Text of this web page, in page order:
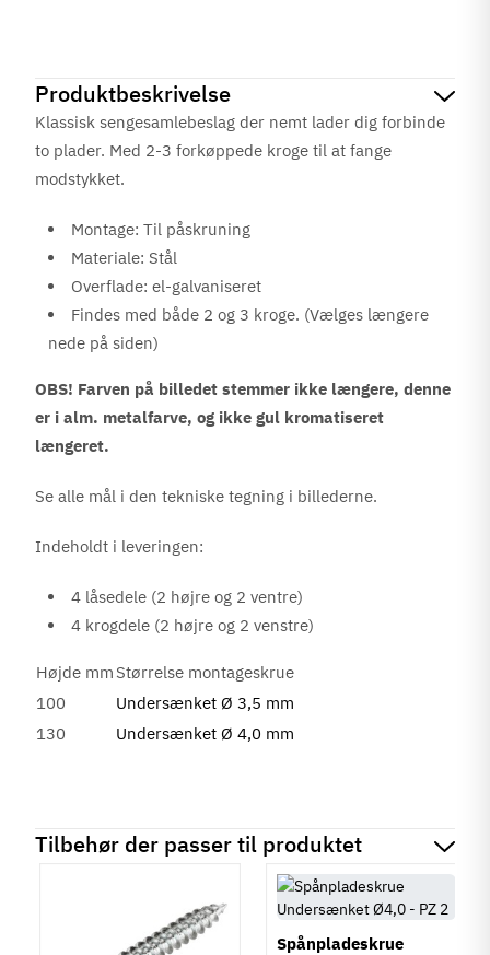
Produktbeskrivelse
Klassisk sengesamlebeslag der nemt lader dig forbinde
to plader. Med 2-3 forkøppede kroge til at fange
modstykket.
Montage: Til påskruning
Materiale: Stål
Overflade: el-galvaniseret
Findes med både 2 og 3 kroge. (Vælges længere
nede på siden)
OBS! Farven på billedet stemmer ikke længere, denne
er i alm. metalfarve, og ikke gul kromatiseret
længeret.
Se alle mål i den tekniske tegning i billederne.
Indeholdt i leveringen:
4 låsedele (2 højre og 2 ventre)
4 krogdele (2 højre og 2 venstre)
Højde mm Størrelse montageskrue
100
Undersænket Ø 3,5 mm
130
Undersænket Ø 4,0 mm
Tilbehør der passer til produktet
Spånpladeskrue